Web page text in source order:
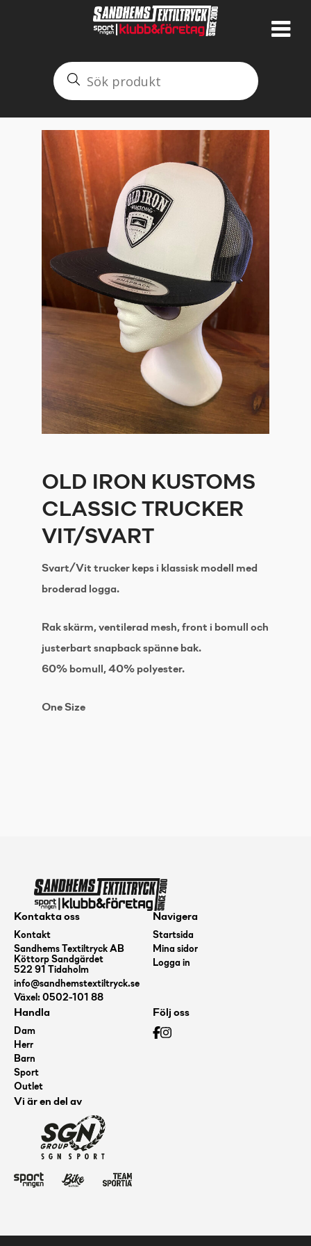
OLD IRON KUSTOMS
CLASSIC TRUCKER
VIT/SVART
Svart/Vit trucker keps i klassisk modell med
broderad logga.
Rak skärm, ventilerad mesh, front i bomull och
justerbart snapback spänne bak.
60% bomull, 40% polyester.
One Size
Kontakta oss
Kontakt
Sandhems Textiltryck AB
Köttorp Sandgärdet
522 91 Tidaholm
info@sandhemstextiltryck.se
Växel: 0502-101 88
Navigera
Startsida
Mina sidor
Logga in
Handla
Dam
Herr
Barn
Sport
Outlet
Följ oss
Vi är en del av